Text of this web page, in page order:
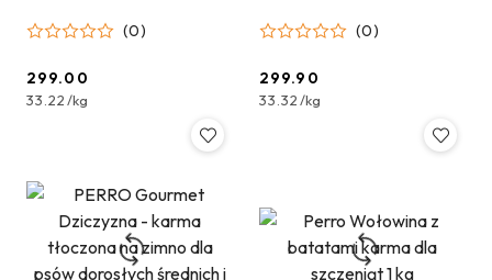
średnich i dużych ras 9kg
(0)
Cena:
299.00
33.22/kg
średnich i dużych ras 9kg
(0)
Cena:
299.90
33.32/kg